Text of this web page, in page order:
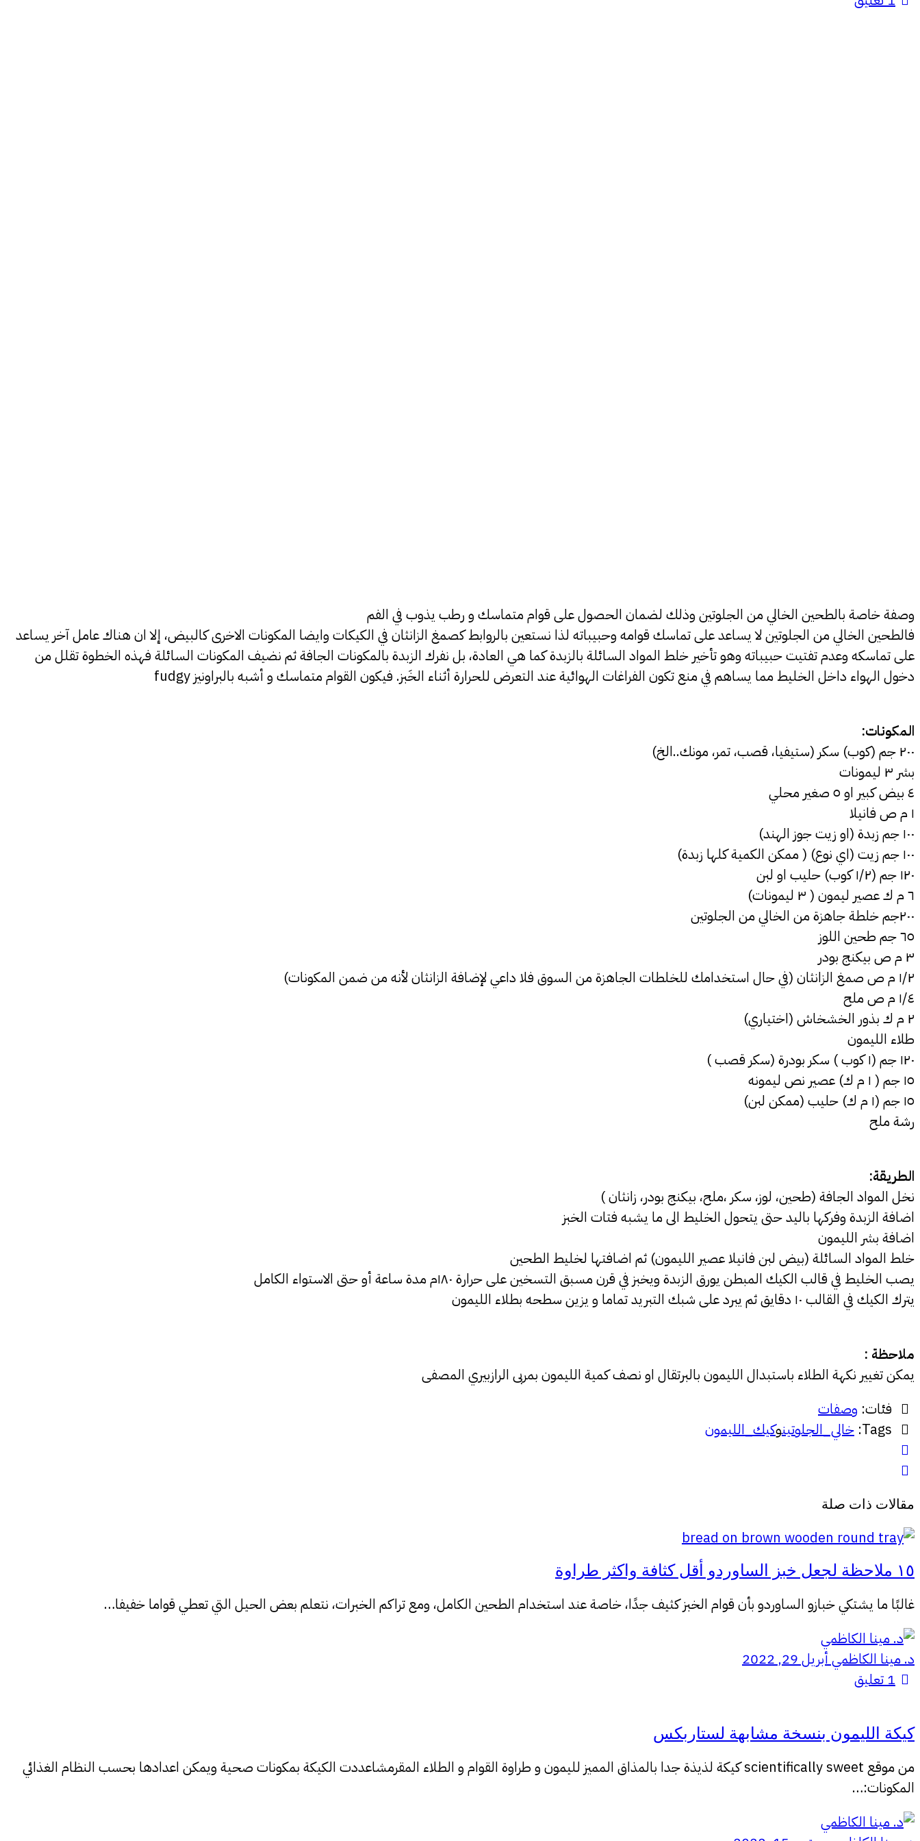
وصفة خاصة بالطحين الخالي من الجلوتين وذلك لضمان الحصول على قوام متماسك و رطب يذوب في الفم
فالطحين الخالي من الجلوتين لا يساعد على تماسك قوامه وحبيباته لذا نستعين بالروابط كصمغ الزانثان في الكيكات وايضا المكونات الاخرى كالبيض، إلا ان هناك عامل آخر يساعد
على تماسكه وعدم تفتيت حبيباته وهو تأخير خلط المواد السائلة بالزبدة كما هي العادة، بل نفرك الزبدة بالمكونات الجافة ثم نضيف المكونات السائلة فهذه الخطوة تقلل من
دخول الهواء داخل الخليط مما يساهم في منع تكون الفراغات الهوائية عند التعرض للحرارة أثناء الخَبز. فيكون القوام متماسك و أشبه بالبراونيز fudgy
المكونات:
٢٠٠ جم (كوب) سكر (ستيفيا، قصب، تمر، مونك..الخ)
بشر ٣ ليمونات
٤ بيض كبير او ٥ صغير محلي
١ م ص فانيلا
١٠٠ جم زبدة (او زيت جوز الهند)
١٠٠ جم زيت (اي نوع) ( ممكن الكمية كلها زبدة)
١٢٠ جم (١/٢ كوب) حليب او لبن
٦ م ك عصير ليمون ( ٣ ليمونات)
٢٠٠جم خلطة جاهزة من الخالي من الجلوتين
٦٥ جم طحين اللوز
٣ م ص بيكنج بودر
١/٢ م ص صمغ الزانثان (في حال استخدامك للخلطات الجاهزة من السوق فلا داعي لإضافة الزانثان لأنه من ضمن المكونات)
١/٤ م ص ملح
٢ م ك بذور الخشخاش (اختياري)
طلاء الليمون
١٢٠ جم (١ كوب ) سكر بودرة (سكر قصب )
١٥ جم ( ١ م ك) عصير نص ليمونه
١٥ جم (١ م ك) حليب (ممكن لبن)
رشة ملح
الطريقة:
نخل المواد الجافة (طحين، لوز، سكر ،ملح، بيكنج بودر، زانثان )
اضافة الزبدة وفركها باليد حتى يتحول الخليط الى ما يشبه فتات الخبز
اضافة بشر الليمون
خلط المواد السائلة (بيض لبن فانيلا عصير الليمون) ثم اضافتها لخليط الطحين
يصب الخليط في قالب الكيك المبطن يورق الزبدة ويخبز في قرن مسبق التسخين على حرارة ١٨٠م مدة ساعة أو حتى الاستواء الكامل
يترك الكيك في القالب ١٠ دقايق ثم يبرد على شبك التبريد تماما و يزين سطحه بطلاء الليمون
ملاحظة :
يمكن تغيير نكهة الطلاء باستبدال الليمون بالبرتقال او نصف كمية الليمون بمربى الرازبيري المصفى
فئات: وصفات
خالي_الجلوتينوكيك_الليمون
مقالات ذات صلة
١٥ ملاحظة لجعل خبز الساوردو أقل كثافة واكثر طراوة
غالبًا ما يشتكي خبازو الساوردو بأن قوام الخبز كثيف جدًا، خاصة عند استخدام الطحين الكامل، ومع تراكم الخبرات، نتعلم بعض الحيل التي تعطي قواما خفيفا…
د. مينا الكاظميأبريل 29, 2022
1تعليق
كيكة الليمون بنسخة مشابهة لستاربكس
من موقع scientifically sweet كيكة لذيذة جدا بالمذاق المميز لليمون و طراوة القوام و الطلاء المقرمشاعددت الكيكة بمكونات صحية ويمكن اعدادها بحسب النظام الغذائي
المكونات:…